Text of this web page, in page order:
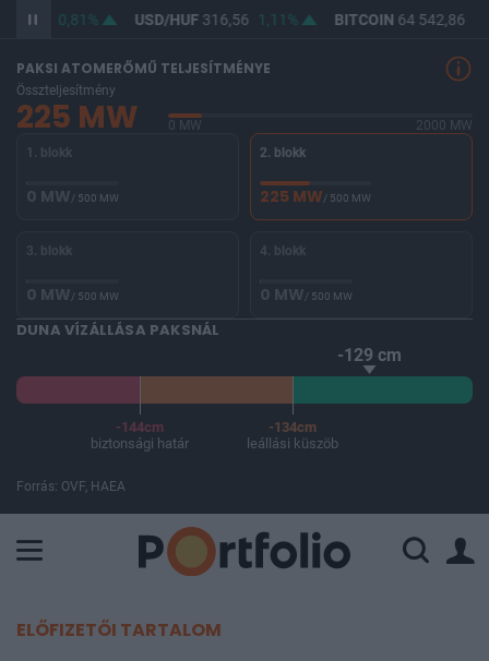
0,81% USD/HUF316,56 1,11% BITCOIN64 542,86
PAKSI ATOMERŐMŰ TELJESÍTMÉNYE
Összteljesítmény
225 MW 0 MW
2000 MW
1. blokk
0 MW/ 500 MW
2. blokk
225 MW/ 500 MW
3. blokk
0 MW/ 500 MW
4. blokk
0 MW/ 500 MW
DUNA VÍZÁLLÁSA PAKSNÁL
-129 cm
-144cm
biztonsági határ
-134cm
leállási küszöb
Forrás: OVF, HAEA
ELŐFIZETŐI TARTALOM